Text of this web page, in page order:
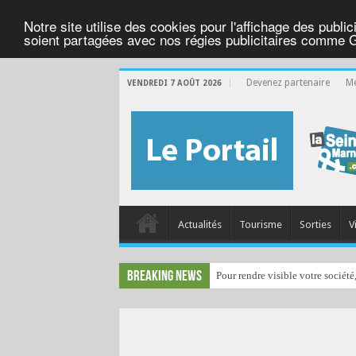
Notre site utilise des cookies pour l'affichage des
soient partagées avec nos régies publicitaires comme
VENDREDI 7 AOÛT 2026 Devenez partenaire
Actualités Tourisme Sorties
Breaking News Pour rendre visible votre